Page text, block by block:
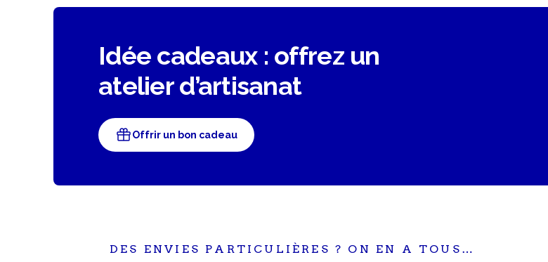
Idée cadeaux : offrez un
atelier d’artisanat
Offrir un bon cadeau
DES ENVIES PARTICULIÈRES ? ON EN A TOUS…